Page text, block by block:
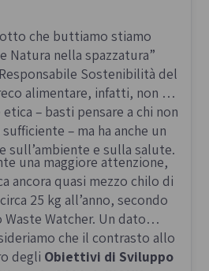
che buttiamo stiamo
Natura nella spazzatura”
Responsabile Sostenibilità del
alimentare, infatti, non è
– basti pensare a chi non
– ma ha anche un
sull’ambiente e sulla salute.
una maggiore attenzione,
ancora quasi mezzo chilo di
25 kg all’anno, secondo
Waste Watcher. Un dato
che il contrasto allo
degli Obiettivi di Sviluppo